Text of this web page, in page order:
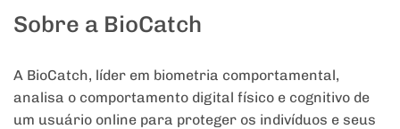
Sobre a BioCatch
A BioCatch, líder em biometria comportamental,
analisa o comportamento digital físico e cognitivo de
um usuário online para proteger os indivíduos e seus